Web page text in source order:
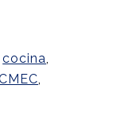
cocina,
,